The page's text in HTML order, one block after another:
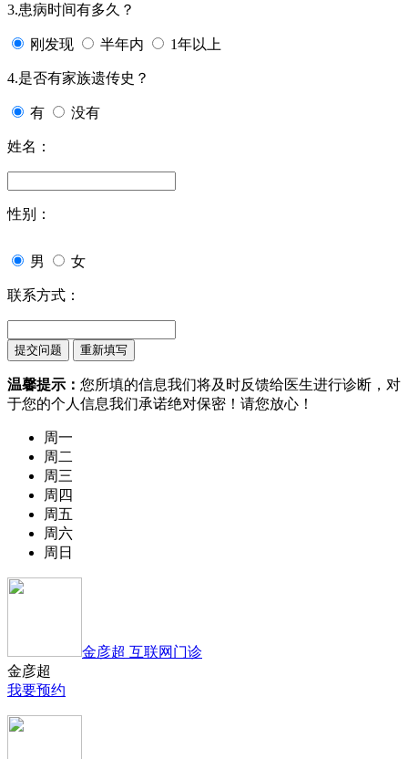
3.患病时间有多久？
刚发现 半年内 1年以上
4.是否有家族遗传史？
有 没有
姓名：
性别：
男 女
联系方式：
温馨提示： 您所填的信息我们将及时反馈给医生进行诊断，对
于您的个人信息我们承诺绝对保密！请您放心！
周一
周二
周三
周四
周五
周六
周日
金彦超 互联网门诊
金彦超
我要预约